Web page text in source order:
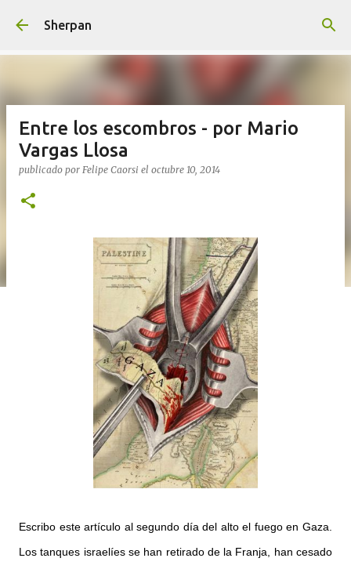
Sherpan
Entre los escombros - por Mario
Vargas Llosa
publicado por Felipe Caorsi el octubre 10, 2014
Escribo este artículo al segundo día del alto el fuego en Gaza.
Los tanques israelíes se han retirado de la Franja, han cesado